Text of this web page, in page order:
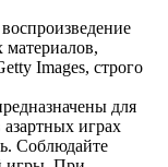
Images, строго
для
играх
Соблюдайте